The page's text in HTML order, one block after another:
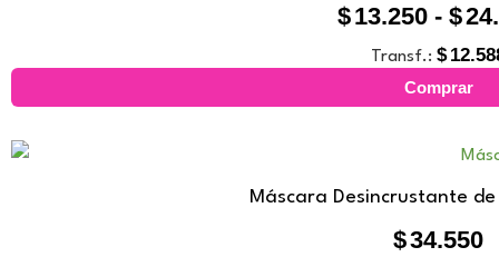
$13.250 - $
Transf.: $
Comprar
Máscara Desincrustante
$34.550